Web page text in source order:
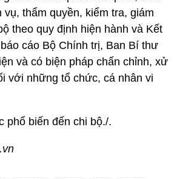
thẩm quyền, kiểm tra, giám
theo quy định hiện hành và Kết
cáo Bộ Chính trị, Ban Bí thư
và có biện pháp chấn chỉnh, xử
với những tổ chức, cá nhân vi
phổ biến đến chi bộ./.